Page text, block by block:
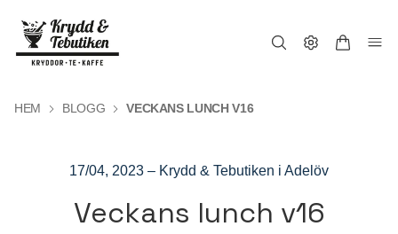
HEM BLOGG VECKANS LUNCH V16
17/04, 2023 – Krydd & Tebutiken i Adelöv
Veckans lunch v16